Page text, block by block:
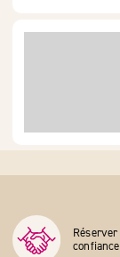
confiance